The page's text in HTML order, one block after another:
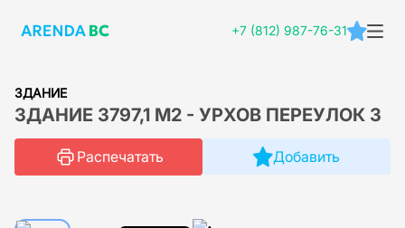
+7 (812) 987-76-31
ЗДАНИЕ
ЗДАНИЕ 3797,1 М2 - УРХОВ ПЕРЕУЛОК 3
Распечатать Добавить